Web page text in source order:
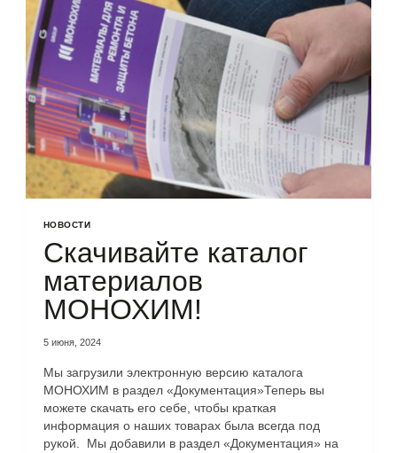
НОВОСТИ
Скачивайте каталог
материалов
МОНОХИМ!
5 июня, 2024
Мы загрузили электронную версию каталога
МОНОХИМ в раздел «Документация»Теперь вы
можете скачать его себе, чтобы краткая
информация о наших товарах была всегда под
рукой. Мы добавили в раздел «Документация» на